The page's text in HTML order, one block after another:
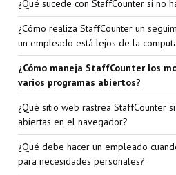
¿Qué sucede con StaffCounter si no
¿Cómo realiza StaffCounter un
un empleado está lejos de la
¿Cómo maneja StaffCounter los
varios programas abiertos?
¿Qué sitio web rastrea StaffCounter
abiertas en el navegador?
¿Qué debe hacer un empleado
para necesidades personales?